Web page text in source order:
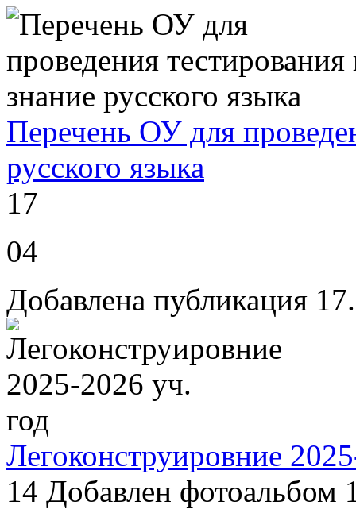
Перечень ОУ для
русского языка
17
04
Добавлена публикация
Легоконструировние
14 Добавлен фотоальбом